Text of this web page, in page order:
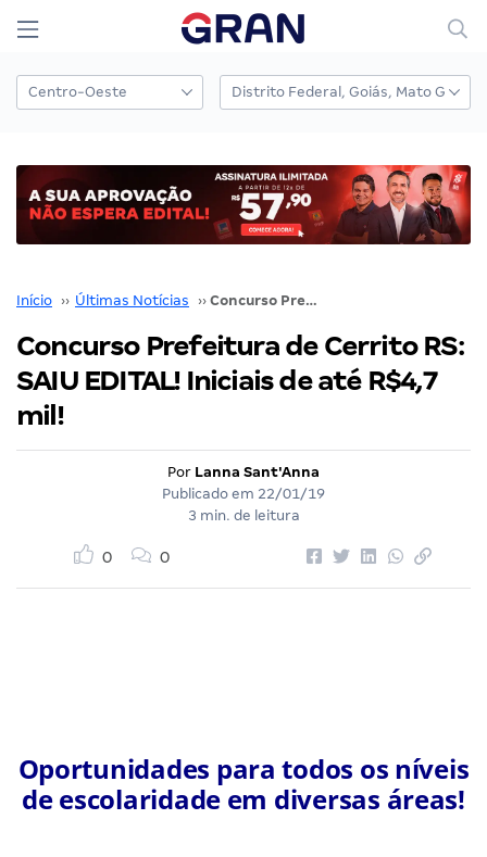
Início ›› Últimas Notícias ›› Concurso Prefeitura de Cerrito RS: SAIU EDITAL! Iniciais de até R$4,7 mil!
Concurso Prefeitura de Cerrito RS:
SAIU EDITAL! Iniciais de até R$4,7
mil!
Por Lanna Sant'Anna
Publicado em 22/01/19
3 min. de leitura
0 0
Oportunidades para todos os níveis
de escolaridade em diversas áreas!